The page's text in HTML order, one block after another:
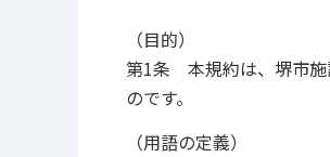
（目的）
第1条 本規約は、堺市施
のです。
（用語の定義）